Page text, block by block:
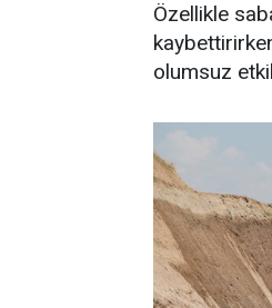
Özellikle
olumsuz